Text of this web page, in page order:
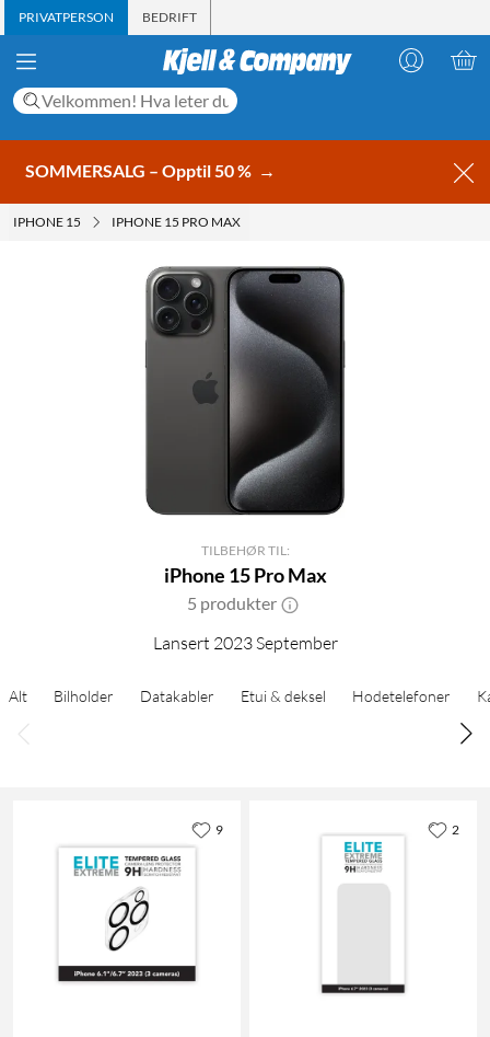
PRIVATPERSON BEDRIFT
SOMMERSALG – Opptil 50 % →
IPHONE 15 IPHONE 15 PRO MAX
TILBEHØR TIL:
iPhone 15 Pro Max
5 produkter
Lansert 2023 September
Alt Bilholder Datakabler Etui & deksel Hodetelefoner
9 2